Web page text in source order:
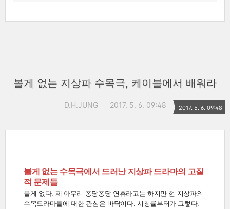
볼게 없는 지상파 수목극, 케이블에서 배워라
D.H.JUNG 2017. 5. 6. 09:48 2017. 5. 6. 09:48
볼게 없는 수목극에서 드러난 지상파 드라마의 고질
적 문제들
볼게 없다. 제 아무리 퐁당퐁당 연휴라고는 하지만 현 지상파의
수목드라마들에 대한 관심은 바닥이다. 시청률부터가 그렇다.